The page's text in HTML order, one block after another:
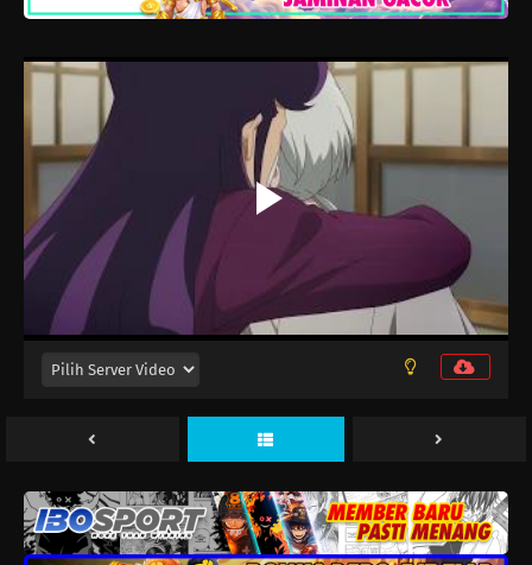
Eps 17 - Februari 7, 2026
Fumetsu no Anata e Season 3 Episode 16
Eps 16 - Januari 31, 2026
Fumetsu no Anata e Season 3 Episode 15
Eps 15 - Januari 17, 2026
Fumetsu no Anata e Season 3 Episode 14
Eps 14 - Januari 10, 2026
Fumetsu no Anata e Season 3 Episode 13
Fumetsu no Anata e Season 3 Episode 12
Fumetsu no Anata e Season 3 Episode 11